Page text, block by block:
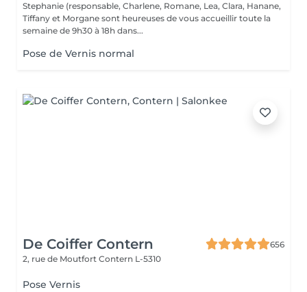
Stephanie (responsable, Charlene, Romane, Lea, Clara, Hanane,
Tiffany et Morgane sont heureuses de vous accueillir toute la
semaine de 9h30 à 18h dans...
Pose de Vernis normal
De Coiffer Contern
656
2, rue de Moutfort Contern L-5310
Pose Vernis